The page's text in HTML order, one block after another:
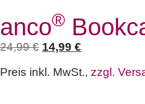
anco®
24,99€ 14,99 €
Preis inkl. MwSt., zzgl.